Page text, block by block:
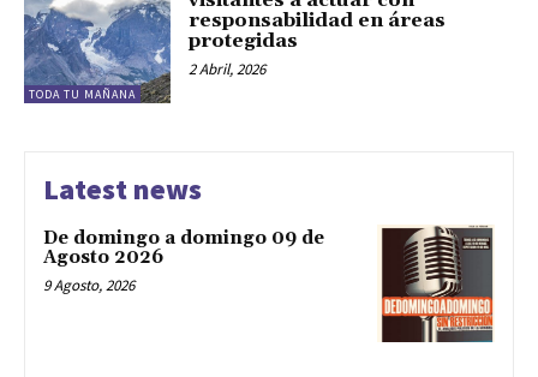
TODA TU MAÑANA
responsabilidad en áreas
protegidas
2 Abril, 2026
Latest news
De domingo a domingo 09 de
Agosto 2026
9 Agosto, 2026